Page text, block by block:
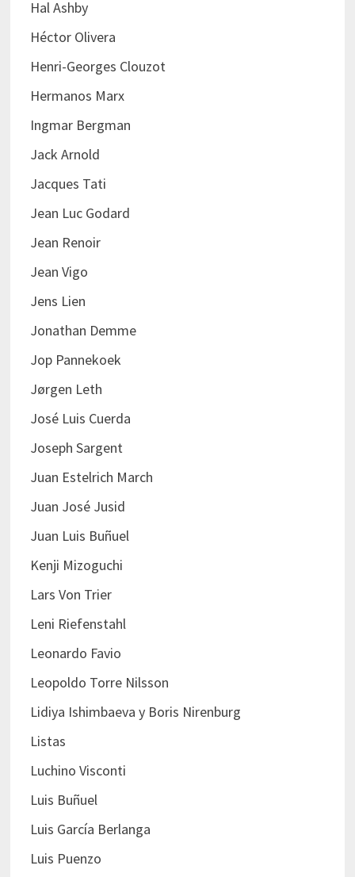
Hal Ashby
Héctor Olivera
Henri-Georges Clouzot
Hermanos Marx
Ingmar Bergman
Jack Arnold
Jacques Tati
Jean Luc Godard
Jean Renoir
Jean Vigo
Jens Lien
Jonathan Demme
Jop Pannekoek
Jørgen Leth
José Luis Cuerda
Joseph Sargent
Juan Estelrich March
Juan José Jusid
Juan Luis Buñuel
Kenji Mizoguchi
Lars Von Trier
Leni Riefenstahl
Leonardo Favio
Leopoldo Torre Nilsson
Lidiya Ishimbaeva y Boris Nirenburg
Listas
Luchino Visconti
Luis Buñuel
Luis García Berlanga
Luis Puenzo